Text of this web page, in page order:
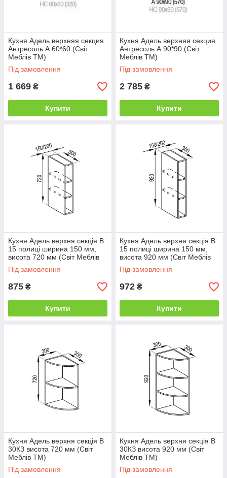
Кухня Адель верхняя секция
Антресоль А 60*60 (Світ
Меблів ТМ)
Під замовлення
1 669 ₴
Купити
Кухня Адель верхняя секция
Антресоль А 90*90 (Світ
Меблів ТМ)
Під замовлення
2 785 ₴
Купити
Кухня Адель верхня секція В
15 полиці ширина 150 мм,
висота 720 мм (Світ Меблів
ТМ)
Під замовлення
875 ₴
Купити
Кухня Адель верхня секція В
15 полиці ширина 150 мм,
висота 920 мм (Світ Меблів
ТМ)
Під замовлення
972 ₴
Купити
Кухня Адель верхня секція В
30КЗ висота 720 мм (Світ
Меблів ТМ)
Під замовлення
Кухня Адель верхня секція В
30КЗ висота 920 мм (Світ
Меблів ТМ)
Під замовлення